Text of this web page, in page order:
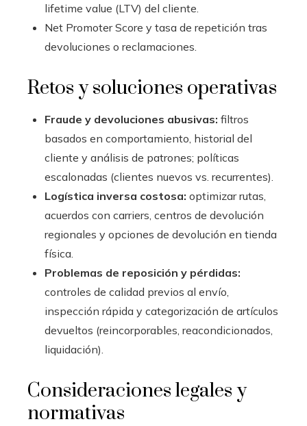
lifetime value (LTV) del cliente.
Net Promoter Score y tasa de repetición tras
devoluciones o reclamaciones.
Retos y soluciones operativas
Fraude y devoluciones abusivas: filtros
basados en comportamiento, historial del
cliente y análisis de patrones; políticas
escalonadas (clientes nuevos vs. recurrentes).
Logística inversa costosa: optimizar rutas,
acuerdos con carriers, centros de devolución
regionales y opciones de devolución en tienda
física.
Problemas de reposición y pérdidas:
controles de calidad previos al envío,
inspección rápida y categorización de artículos
devueltos (reincorporables, reacondicionados,
liquidación).
Consideraciones legales y
normativas